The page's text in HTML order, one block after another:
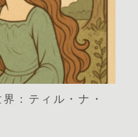
：ティル・ナ・